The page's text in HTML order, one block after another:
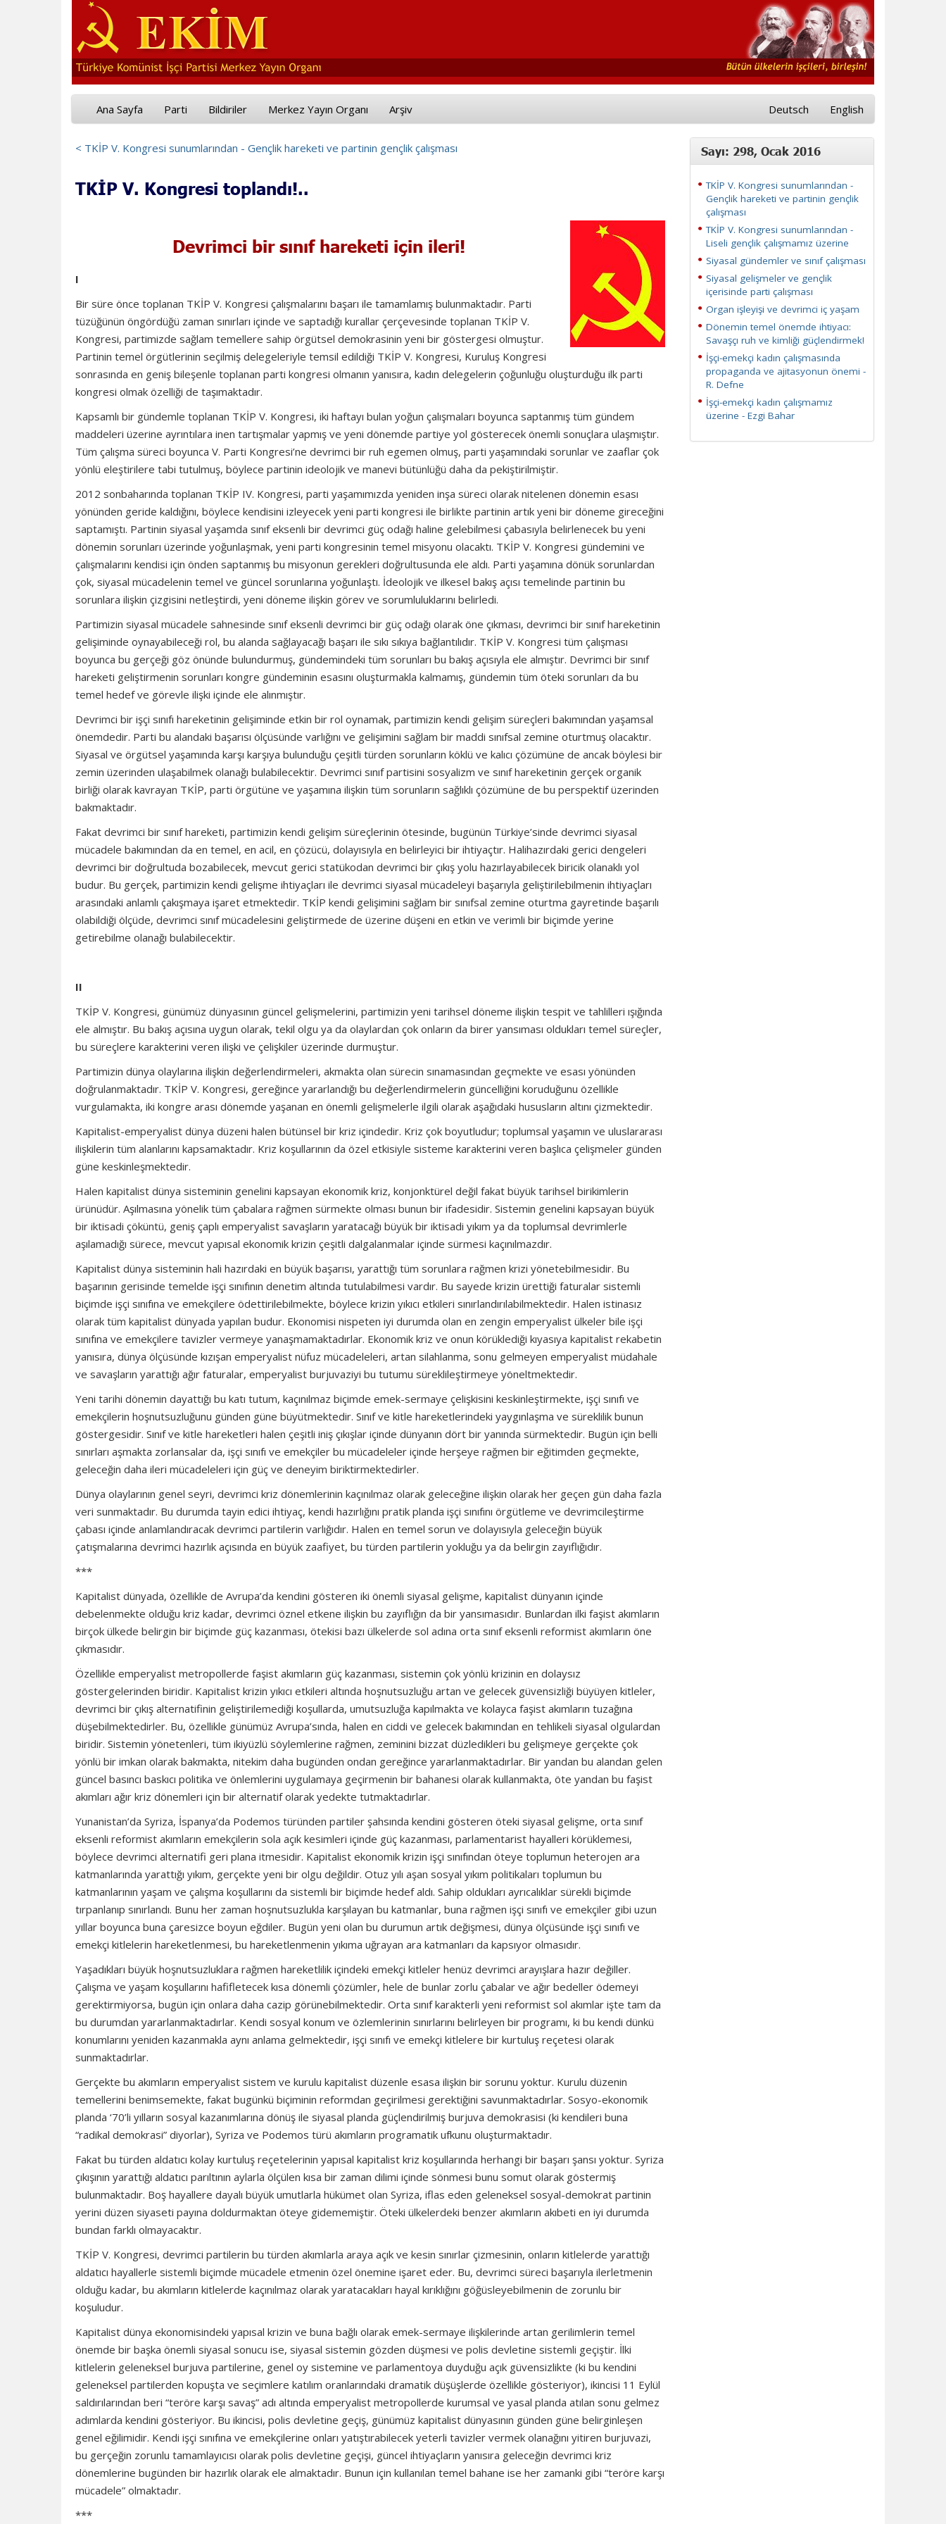
Ana Sayfa Parti Bildiriler Merkez Yayın Organı Arşiv Deutsch English
< TKİP V. Kongresi sunumlarından - Gençlik hareketi ve partinin gençlik çalışması
TKİP V. Kongresi toplandı!..
Devrimci bir sınıf hareketi için ileri!
I
Bir süre önce toplanan TKİP V. Kongresi çalışmalarını başarı ile tamamlamış bulunmaktadır. Parti
tüzüğünün öngördüğü zaman sınırları içinde ve saptadığı kurallar çerçevesinde toplanan TKİP V.
Kongresi, partimizde sağlam temellere sahip örgütsel demokrasinin yeni bir göstergesi olmuştur.
Partinin temel örgütlerinin seçilmiş delegeleriyle temsil edildiği TKİP V. Kongresi, Kuruluş Kongresi
sonrasında en geniş bileşenle toplanan parti kongresi olmanın yanısıra, kadın delegelerin çoğunluğu oluşturduğu ilk parti
kongresi olmak özelliği de taşımaktadır.
Kapsamlı bir gündemle toplanan TKİP V. Kongresi, iki haftayı bulan yoğun çalışmaları boyunca saptanmış tüm gündem
maddeleri üzerine ayrıntılara inen tartışmalar yapmış ve yeni dönemde partiye yol gösterecek önemli sonuçlara ulaşmıştır.
Tüm çalışma süreci boyunca V. Parti Kongresi’ne devrimci bir ruh egemen olmuş, parti yaşamındaki sorunlar ve zaaflar çok
yönlü eleştirilere tabi tutulmuş, böylece partinin ideolojik ve manevi bütünlüğü daha da pekiştirilmiştir.
2012 sonbaharında toplanan TKİP IV. Kongresi, parti yaşamımızda yeniden inşa süreci olarak nitelenen dönemin esası
yönünden geride kaldığını, böylece kendisini izleyecek yeni parti kongresi ile birlikte partinin artık yeni bir döneme gireceğini
saptamıştı. Partinin siyasal yaşamda sınıf eksenli bir devrimci güç odağı haline gelebilmesi çabasıyla belirlenecek bu yeni
dönemin sorunları üzerinde yoğunlaşmak, yeni parti kongresinin temel misyonu olacaktı. TKİP V. Kongresi gündemini ve
çalışmalarını kendisi için önden saptanmış bu misyonun gerekleri doğrultusunda ele aldı. Parti yaşamına dönük sorunlardan
çok, siyasal mücadelenin temel ve güncel sorunlarına yoğunlaştı. İdeolojik ve ilkesel bakış açısı temelinde partinin bu
sorunlara ilişkin çizgisini netleştirdi, yeni döneme ilişkin görev ve sorumluluklarını belirledi.
Partimizin siyasal mücadele sahnesinde sınıf eksenli devrimci bir güç odağı olarak öne çıkması, devrimci bir sınıf hareketinin
gelişiminde oynayabileceği rol, bu alanda sağlayacağı başarı ile sıkı sıkıya bağlantılıdır. TKİP V. Kongresi tüm çalışması
boyunca bu gerçeği göz önünde bulundurmuş, gündemindeki tüm sorunları bu bakış açısıyla ele almıştır. Devrimci bir sınıf
hareketi geliştirmenin sorunları kongre gündeminin esasını oluşturmakla kalmamış, gündemin tüm öteki sorunları da bu
temel hedef ve görevle ilişki içinde ele alınmıştır.
Devrimci bir işçi sınıfı hareketinin gelişiminde etkin bir rol oynamak, partimizin kendi gelişim süreçleri bakımından yaşamsal
önemdedir. Parti bu alandaki başarısı ölçüsünde varlığını ve gelişimini sağlam bir maddi sınıfsal zemine oturtmuş olacaktır.
Siyasal ve örgütsel yaşamında karşı karşıya bulunduğu çeşitli türden sorunların köklü ve kalıcı çözümüne de ancak böylesi bir
zemin üzerinden ulaşabilmek olanağı bulabilecektir. Devrimci sınıf partisini sosyalizm ve sınıf hareketinin gerçek organik
birliği olarak kavrayan TKİP, parti örgütüne ve yaşamına ilişkin tüm sorunların sağlıklı çözümüne de bu perspektif üzerinden
bakmaktadır.
Fakat devrimci bir sınıf hareketi, partimizin kendi gelişim süreçlerinin ötesinde, bugünün Türkiye’sinde devrimci siyasal
mücadele bakımından da en temel, en acil, en çözücü, dolayısıyla en belirleyici bir ihtiyaçtır. Halihazırdaki gerici dengeleri
devrimci bir doğrultuda bozabilecek, mevcut gerici statükodan devrimci bir çıkış yolu hazırlayabilecek biricik olanaklı yol
budur. Bu gerçek, partimizin kendi gelişme ihtiyaçları ile devrimci siyasal mücadeleyi başarıyla geliştirilebilmenin ihtiyaçları
arasındaki anlamlı çakışmaya işaret etmektedir. TKİP kendi gelişimini sağlam bir sınıfsal zemine oturtma gayretinde başarılı
olabildiği ölçüde, devrimci sınıf mücadelesini geliştirmede de üzerine düşeni en etkin ve verimli bir biçimde yerine
getirebilme olanağı bulabilecektir.
II
TKİP V. Kongresi, günümüz dünyasının güncel gelişmelerini, partimizin yeni tarihsel döneme ilişkin tespit ve tahlilleri ışığında
ele almıştır. Bu bakış açısına uygun olarak, tekil olgu ya da olaylardan çok onların da birer yansıması oldukları temel süreçler,
bu süreçlere karakterini veren ilişki ve çelişkiler üzerinde durmuştur.
Partimizin dünya olaylarına ilişkin değerlendirmeleri, akmakta olan sürecin sınamasından geçmekte ve esası yönünden
doğrulanmaktadır. TKİP V. Kongresi, gereğince yararlandığı bu değerlendirmelerin güncelliğini koruduğunu özellikle
vurgulamakta, iki kongre arası dönemde yaşanan en önemli gelişmelerle ilgili olarak aşağıdaki hususların altını çizmektedir.
Kapitalist-emperyalist dünya düzeni halen bütünsel bir kriz içindedir. Kriz çok boyutludur; toplumsal yaşamın ve uluslararası
ilişkilerin tüm alanlarını kapsamaktadır. Kriz koşullarının da özel etkisiyle sisteme karakterini veren başlıca çelişmeler günden
güne keskinleşmektedir.
Halen kapitalist dünya sisteminin genelini kapsayan ekonomik kriz, konjonktürel değil fakat büyük tarihsel birikimlerin
ürünüdür. Aşılmasına yönelik tüm çabalara rağmen sürmekte olması bunun bir ifadesidir. Sistemin genelini kapsayan büyük
bir iktisadi çöküntü, geniş çaplı emperyalist savaşların yaratacağı büyük bir iktisadi yıkım ya da toplumsal devrimlerle
aşılamadığı sürece, mevcut yapısal ekonomik krizin çeşitli dalgalanmalar içinde sürmesi kaçınılmazdır.
Kapitalist dünya sisteminin hali hazırdaki en büyük başarısı, yarattığı tüm sorunlara rağmen krizi yönetebilmesidir. Bu
başarının gerisinde temelde işçi sınıfının denetim altında tutulabilmesi vardır. Bu sayede krizin ürettiği faturalar sistemli
biçimde işçi sınıfına ve emekçilere ödettirilebilmekte, böylece krizin yıkıcı etkileri sınırlandırılabilmektedir. Halen istinasız
olarak tüm kapitalist dünyada yapılan budur. Ekonomisi nispeten iyi durumda olan en zengin emperyalist ülkeler bile işçi
sınıfına ve emekçilere tavizler vermeye yanaşmamaktadırlar. Ekonomik kriz ve onun körüklediği kıyasıya kapitalist rekabetin
yanısıra, dünya ölçüsünde kızışan emperyalist nüfuz mücadeleleri, artan silahlanma, sonu gelmeyen emperyalist müdahale
ve savaşların yarattığı ağır faturalar, emperyalist burjuvaziyi bu tutumu süreklileştirmeye yöneltmektedir.
Yeni tarihi dönemin dayattığı bu katı tutum, kaçınılmaz biçimde emek-sermaye çelişkisini keskinleştirmekte, işçi sınıfı ve
emekçilerin hoşnutsuzluğunu günden güne büyütmektedir. Sınıf ve kitle hareketlerindeki yaygınlaşma ve süreklilik bunun
göstergesidir. Sınıf ve kitle hareketleri halen çeşitli iniş çıkışlar içinde dünyanın dört bir yanında sürmektedir. Bugün için belli
sınırları aşmakta zorlansalar da, işçi sınıfı ve emekçiler bu mücadeleler içinde herşeye rağmen bir eğitimden geçmekte,
geleceğin daha ileri mücadeleleri için güç ve deneyim biriktirmektedirler.
Dünya olaylarının genel seyri, devrimci kriz dönemlerinin kaçınılmaz olarak geleceğine ilişkin olarak her geçen gün daha fazla
veri sunmaktadır. Bu durumda tayin edici ihtiyaç, kendi hazırlığını pratik planda işçi sınıfını örgütleme ve devrimcileştirme
çabası içinde anlamlandıracak devrimci partilerin varlığıdır. Halen en temel sorun ve dolayısıyla geleceğin büyük
çatışmalarına devrimci hazırlık açısında en büyük zaafiyet, bu türden partilerin yokluğu ya da belirgin zayıflığıdır.
***
Kapitalist dünyada, özellikle de Avrupa’da kendini gösteren iki önemli siyasal gelişme, kapitalist dünyanın içinde
debelenmekte olduğu kriz kadar, devrimci öznel etkene ilişkin bu zayıflığın da bir yansımasıdır. Bunlardan ilki faşist akımların
birçok ülkede belirgin bir biçimde güç kazanması, ötekisi bazı ülkelerde sol adına orta sınıf eksenli reformist akımların öne
çıkmasıdır.
Özellikle emperyalist metropollerde faşist akımların güç kazanması, sistemin çok yönlü krizinin en dolaysız
göstergelerinden biridir. Kapitalist krizin yıkıcı etkileri altında hoşnutsuzluğu artan ve gelecek güvensizliği büyüyen kitleler,
devrimci bir çıkış alternatifinin geliştirilemediği koşullarda, umutsuzluğa kapılmakta ve kolayca faşist akımların tuzağına
düşebilmektedirler. Bu, özellikle günümüz Avrupa’sında, halen en ciddi ve gelecek bakımından en tehlikeli siyasal olgulardan
biridir. Sistemin yönetenleri, tüm ikiyüzlü söylemlerine rağmen, zeminini bizzat düzledikleri bu gelişmeye gerçekte çok
yönlü bir imkan olarak bakmakta, nitekim daha bugünden ondan gereğince yararlanmaktadırlar. Bir yandan bu alandan gelen
güncel basıncı baskıcı politika ve önlemlerini uygulamaya geçirmenin bir bahanesi olarak kullanmakta, öte yandan bu faşist
akımları ağır kriz dönemleri için bir alternatif olarak yedekte tutmaktadırlar.
Yunanistan’da Syriza, İspanya’da Podemos türünden partiler şahsında kendini gösteren öteki siyasal gelişme, orta sınıf
eksenli reformist akımların emekçilerin sola açık kesimleri içinde güç kazanması, parlamentarist hayalleri körüklemesi,
böylece devrimci alternatifi geri plana itmesidir. Kapitalist ekonomik krizin işçi sınıfından öteye toplumun heterojen ara
katmanlarında yarattığı yıkım, gerçekte yeni bir olgu değildir. Otuz yılı aşan sosyal yıkım politikaları toplumun bu
katmanlarının yaşam ve çalışma koşullarını da sistemli bir biçimde hedef aldı. Sahip oldukları ayrıcalıklar sürekli biçimde
tırpanlanıp sınırlandı. Bunu her zaman hoşnutsuzlukla karşılayan bu katmanlar, buna rağmen işçi sınıfı ve emekçiler gibi uzun
yıllar boyunca buna çaresizce boyun eğdiler. Bugün yeni olan bu durumun artık değişmesi, dünya ölçüsünde işçi sınıfı ve
emekçi kitlelerin hareketlenmesi, bu hareketlenmenin yıkıma uğrayan ara katmanları da kapsıyor olmasıdır.
Yaşadıkları büyük hoşnutsuzluklara rağmen hareketlilik içindeki emekçi kitleler henüz devrimci arayışlara hazır değiller.
Çalışma ve yaşam koşullarını hafifletecek kısa dönemli çözümler, hele de bunlar zorlu çabalar ve ağır bedeller ödemeyi
gerektirmiyorsa, bugün için onlara daha cazip görünebilmektedir. Orta sınıf karakterli yeni reformist sol akımlar işte tam da
bu durumdan yararlanmaktadırlar. Kendi sosyal konum ve özlemlerinin sınırlarını belirleyen bir programı, ki bu kendi dünkü
konumlarını yeniden kazanmakla aynı anlama gelmektedir, işçi sınıfı ve emekçi kitlelere bir kurtuluş reçetesi olarak
sunmaktadırlar.
Gerçekte bu akımların emperyalist sistem ve kurulu kapitalist düzenle esasa ilişkin bir sorunu yoktur. Kurulu düzenin
temellerini benimsemekte, fakat bugünkü biçiminin reformdan geçirilmesi gerektiğini savunmaktadırlar. Sosyo-ekonomik
planda ‘70’li yılların sosyal kazanımlarına dönüş ile siyasal planda güçlendirilmiş burjuva demokrasisi (ki kendileri buna
“radikal demokrasi” diyorlar), Syriza ve Podemos türü akımların programatik ufkunu oluşturmaktadır.
Fakat bu türden aldatıcı kolay kurtuluş reçetelerinin yapısal kapitalist kriz koşullarında herhangi bir başarı şansı yoktur. Syriza
çıkışının yarattığı aldatıcı parıltının aylarla ölçülen kısa bir zaman dilimi içinde sönmesi bunu somut olarak göstermiş
bulunmaktadır. Boş hayallere dayalı büyük umutlarla hükümet olan Syriza, iflas eden geleneksel sosyal-demokrat partinin
yerini düzen siyaseti payına doldurmaktan öteye gidememiştir. Öteki ülkelerdeki benzer akımların akıbeti en iyi durumda
bundan farklı olmayacaktır.
TKİP V. Kongresi, devrimci partilerin bu türden akımlarla araya açık ve kesin sınırlar çizmesinin, onların kitlelerde yarattığı
aldatıcı hayallerle sistemli biçimde mücadele etmenin özel önemine işaret eder. Bu, devrimci süreci başarıyla ilerletmenin
olduğu kadar, bu akımların kitlelerde kaçınılmaz olarak yaratacakları hayal kırıklığını göğüsleyebilmenin de zorunlu bir
koşuludur.
Kapitalist dünya ekonomisindeki yapısal krizin ve buna bağlı olarak emek-sermaye ilişkilerinde artan gerilimlerin temel
önemde bir başka önemli siyasal sonucu ise, siyasal sistemin gözden düşmesi ve polis devletine sistemli geçiştir. İlki
kitlelerin geleneksel burjuva partilerine, genel oy sistemine ve parlamentoya duyduğu açık güvensizlikte (ki bu kendini
geleneksel partilerden kopuşta ve seçimlere katılım oranlarındaki dramatik düşüşlerde özellikle gösteriyor), ikincisi 11 Eylül
saldırılarından beri “teröre karşı savaş” adı altında emperyalist metropollerde kurumsal ve yasal planda atılan sonu gelmez
adımlarda kendini gösteriyor. Bu ikincisi, polis devletine geçiş, günümüz kapitalist dünyasının günden güne belirginleşen
genel eğilimidir. Kendi işçi sınıfına ve emekçilerine onları yatıştırabilecek yeterli tavizler vermek olanağını yitiren burjuvazi,
bu gerçeğin zorunlu tamamlayıcısı olarak polis devletine geçişi, güncel ihtiyaçların yanısıra geleceğin devrimci kriz
dönemlerine bugünden bir hazırlık olarak ele almaktadır. Bunun için kullanılan temel bahane ise her zamanki gibi “teröre karşı
mücadele” olmaktadır.
***
Sayı: 298, Ocak 2016
TKİP V. Kongresi sunumlarından -
Gençlik hareketi ve partinin gençlik
çalışması
TKİP V. Kongresi sunumlarından -
Liseli gençlik çalışmamız üzerine
Siyasal gündemler ve sınıf çalışması
Siyasal gelişmeler ve gençlik
içerisinde parti çalışması
Organ işleyişi ve devrimci iç yaşam
Dönemin temel önemde ihtiyacı:
Savaşçı ruh ve kimliği güçlendirmek!
İşçi-emekçi kadın çalışmasında
propaganda ve ajitasyonun önemi -
R. Defne
İşçi-emekçi kadın çalışmamız
üzerine - Ezgi Bahar